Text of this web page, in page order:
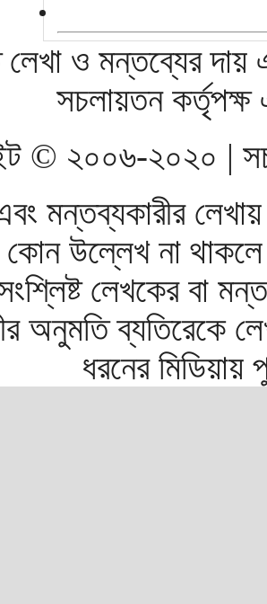
ও মন্তব্যের দায়
সচলায়তন
© ২০০৬-২০২০ |
মন্তব্যকারীর
কোন উল্লেখ না
লেখকের বা
অনুমতি ব্যতিরেকে
ধরনের মিডিয়ায়